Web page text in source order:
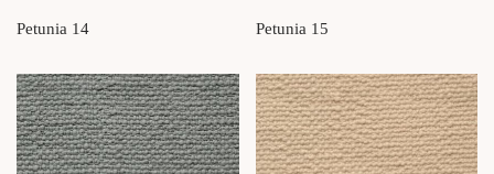
Petunia 14 Petunia 15